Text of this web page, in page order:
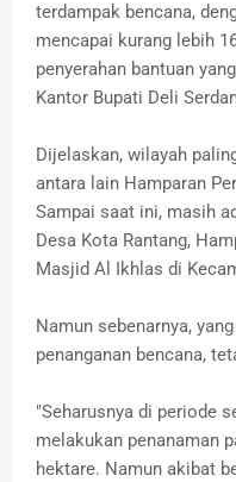
terdampak bencana,
mencapai kurang lebih
penyerahan bantuan
Kantor Bupati Deli
Dijelaskan, wilayah
antara lain Hamparan
Sampai saat ini, masih
Desa Kota Rantang,
Masjid Al Ikhlas di
Namun sebenarnya,
penanganan bencana,
"Seharusnya di periode
melakukan penanaman
hektare. Namun akibat